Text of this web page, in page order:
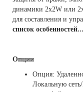
динамики 2x2W или
для составления и
список особенностей...
Опции
Опция:
Локальную